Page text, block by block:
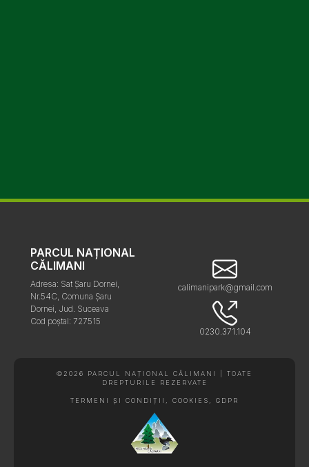
PARCUL NAȚIONAL
CĂLIMANI
Adresa: Sat Șaru Dornei,
Nr.54C, Comuna Șaru
Dornei, Jud. Suceava
Cod poștal: 727515
calimanipark@gmail.com
0230.371.104
©2026 PARCUL NAȚIONAL CĂLIMANI | TOATE
DREPTURILE REZERVATE
TERMENI ȘI CONDIȚII, COOKIES, GDPR